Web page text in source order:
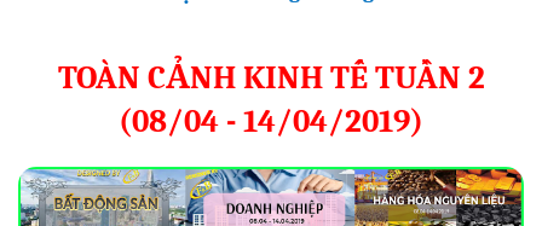
TOÀN CẢNH KINH TẾ TUẦN 2
(08/04 - 14/04/2019)